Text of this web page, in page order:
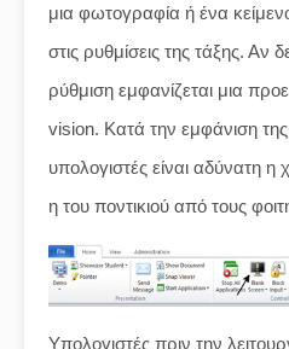
μια φωτογραφία ή ένα
στις ρυθμίσεις της τάξης. Αν
ρύθμιση εμφανίζεται μια
vision. Κατά την εμφάνιση της
υπολογιστές είναι αδύνατη
η του ποντικιού από τους
Υπολογιστές πριν την